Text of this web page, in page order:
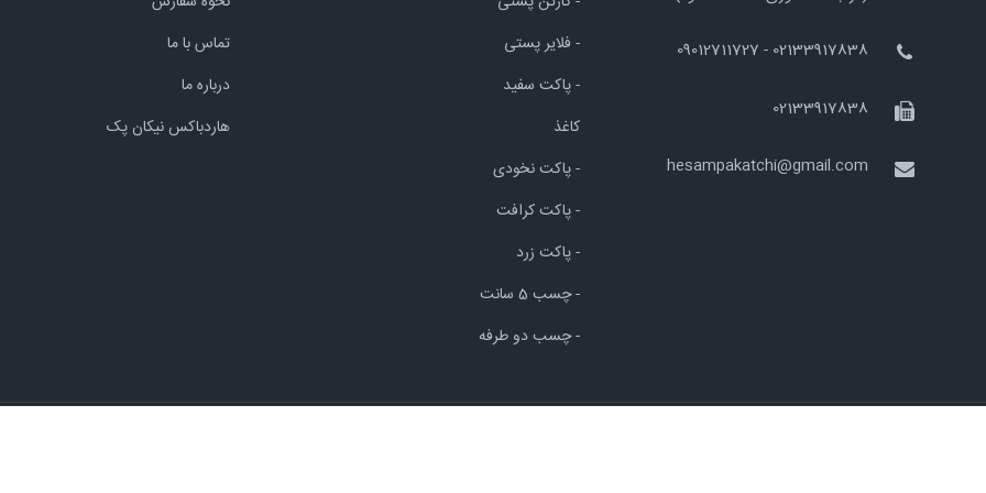
02133917838 - 09012711727
02133917838
hesampakatchi@gmail.com
- فلایر پستی
- پاکت سفید
کاغذ
- پاکت نخودی
- پاکت کرافت
- پاکت زرد
- چسب 5 سانت
- چسب دو طرفه
تماس با ما
درباره ما
هاردباکس نیکان پک